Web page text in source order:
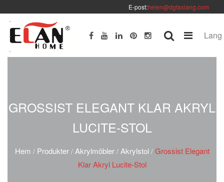
E-post:helen@dgfaxiang.com
Lang
GROSSIST ELEGANT KLAR AKRYL
LUCITE-STOL
Hem / Produkter/ Akrylmöbler/ Akrylstol / Grossist Elegant
Klar Akryl Lucite-Stol